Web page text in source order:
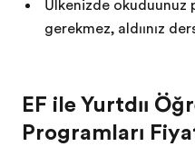
Ülkenizde okuduğunuz
gerekmez, aldığınız
EF ile Yurtdışı
Programları